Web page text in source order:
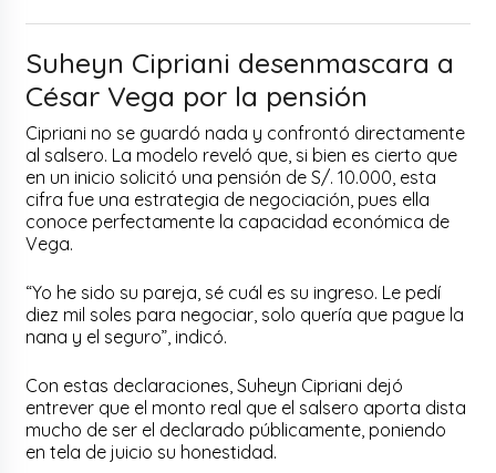
Suheyn Cipriani desenmascara a
César Vega por la pensión
Cipriani no se guardó nada y confrontó directamente
al salsero. La modelo reveló que, si bien es cierto que
en un inicio solicitó una pensión de S/. 10.000, esta
cifra fue una estrategia de negociación, pues ella
conoce perfectamente la capacidad económica de
Vega.
“Yo he sido su pareja, sé cuál es su ingreso. Le pedí
diez mil soles para negociar, solo quería que pague la
nana y el seguro”, indicó.
Con estas declaraciones, Suheyn Cipriani dejó
entrever que el monto real que el salsero aporta dista
mucho de ser el declarado públicamente, poniendo
en tela de juicio su honestidad.